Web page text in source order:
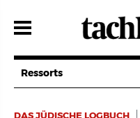
zum
Ressorts